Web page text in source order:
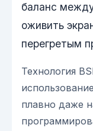
баланс
оживить
перегретым
Технология
плавно даже